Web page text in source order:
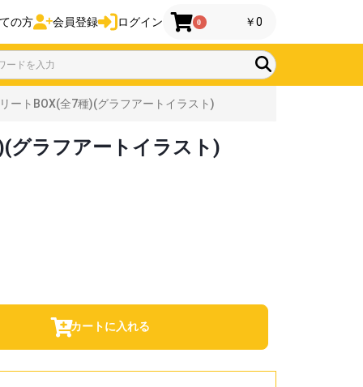
の方 会員登録 ログイン 0 ￥0
ートBOX(全7種)(グラフアートイラスト)
グラフアートイラスト)
カートに入れる